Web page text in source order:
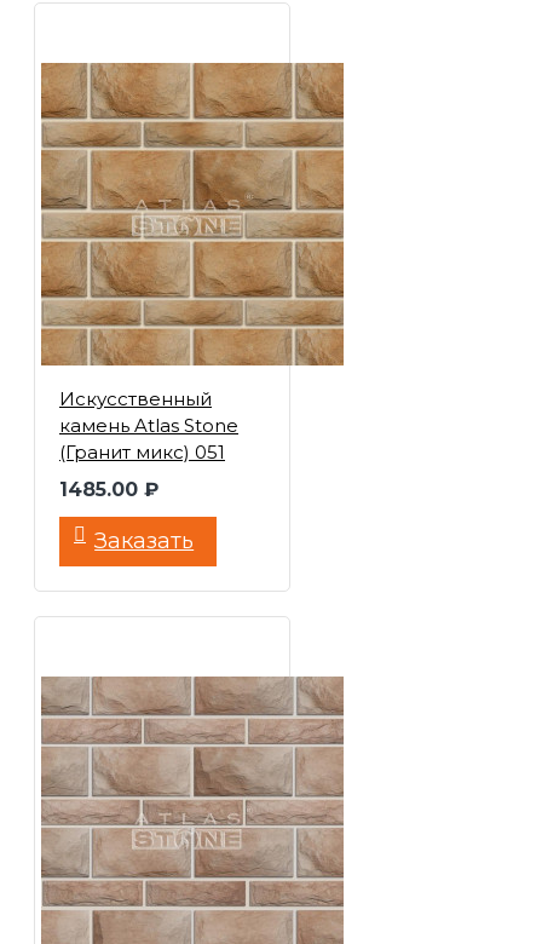
Искусственный
камень Atlas Stone
(Гранит микс) 051
1485.00 ₽
Заказать